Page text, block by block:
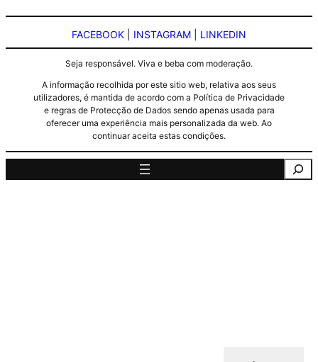
FACEBOOK INSTAGRAM LINKEDIN
Seja responsável. Viva e beba com moderação.
A informação recolhida por este sitio web, relativa aos seus
utilizadores, é mantida de acordo com a Política de Privacidade
e regras de Protecção de Dados sendo apenas usada para
oferecer uma experiência mais personalizada da web. Ao
continuar aceita estas condições.